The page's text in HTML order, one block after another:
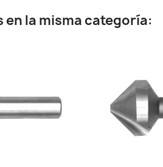
la misma categoría: